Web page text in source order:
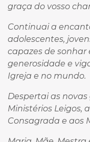
graça do vosso
Continuai a
adolescentes,
capazes de sonhar
generosidade e
Igreja e no mundo.
Despertai as
Ministérios Leigos,
Consagrada e aos